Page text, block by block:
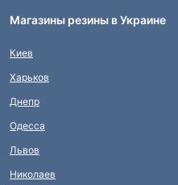
Магазины резины в Украине
Киев
Харьков
Днепр
Одесса
Львов
Николаев